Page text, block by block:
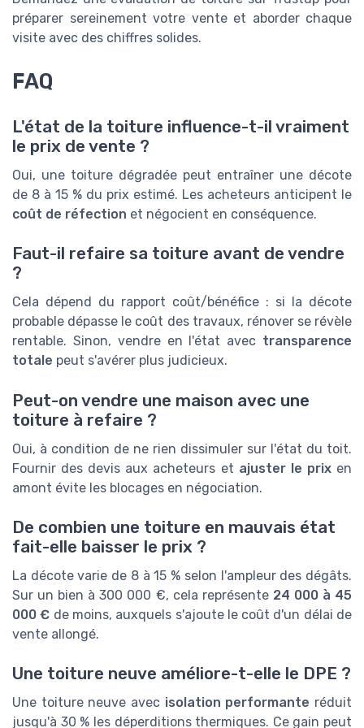
préparer sereinement votre vente et aborder chaque
visite avec des chiffres solides.
FAQ
L'état de la toiture influence-t-il vraiment
le prix de vente ?
Oui, une toiture dégradée peut entraîner une décote
de 8 à 15 % du prix estimé. Les acheteurs anticipent le
coût de réfection et négocient en conséquence.
Faut-il refaire sa toiture avant de vendre
?
Cela dépend du rapport coût/bénéfice : si la décote
probable dépasse le coût des travaux, rénover se révèle
rentable. Sinon, vendre en l'état avec transparence
totale peut s'avérer plus judicieux.
Peut-on vendre une maison avec une
toiture à refaire ?
Oui, à condition de ne rien dissimuler sur l'état du toit.
Fournir des devis aux acheteurs et ajuster le prixen
amont évite les blocages en négociation.
De combien une toiture en mauvais état
fait-elle baisser le prix ?
La décote varie de 8 à 15 % selon l'ampleur des dégâts.
Sur un bien à 300 000 €, cela représente 24 000 à 45
000 € de moins, auxquels s'ajoute le coût d'un délai de
vente allongé.
Une toiture neuve améliore-t-elle le DPE ?
Une toiture neuve avec isolation performante réduit
jusqu'à 30 % les déperditions thermiques. Ce gain peut